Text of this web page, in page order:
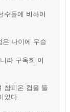
수들에 비하여
은 나이에 우승
라 구옥희 이
챰피온 컵을 들
었다.